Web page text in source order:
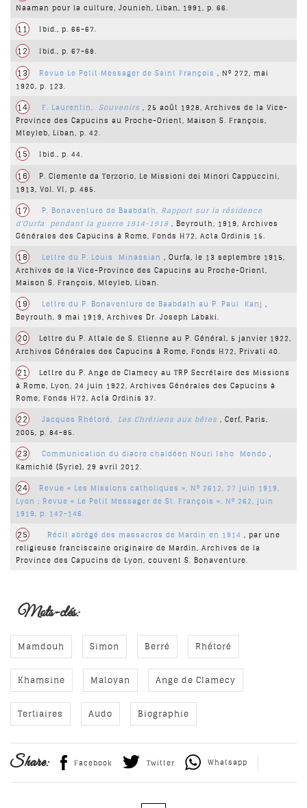
Naaman pour la culture, Jounieh, Liban, 1991, p. 66.
11 Ibid., p. 66-67.
12 Ibid., p. 67-68.
13 Revue Le Petit Messager de Saint François , N° 272, mai
1920, p. 123.
14 F. Laurentin, Souvenirs , 25 août 1928, Archives de la Vice-
Province des Capucins au Proche-Orient, Maison S. François,
Mteyleb, Liban, p. 42.
15 Ibid., p. 44.
16
P. Clemente da Terzorio, Le Missioni dei Minori Cappuccini,
1913, Vol. VI, p. 485.
17 P. Bonaventure de Baabdath, Rapport sur la résidence
d'Ourfa pendant la guerre 1914-1918 , Beyrouth, 1919, Archives
Générales des Capucins à Rome, Fonds H72, Acta Ordinis 15.
18 Lettre du P. Louis Minassian , Ourfa, le 13 septembre 1915,
Archives de la Vice-Province des Capucins au Proche-Orient,
Maison S. François, Mteyleb, Liban.
19 Lettre du P. Bonaventure de Baabdath au P. Paul Kanj ,
Beyrouth, 9 mai 1919, Archives Dr. Joseph Labaki.
20
Lettre du P. Attale de S. Etienne au P. Général, 5 janvier 1922,
Archives Générales des Capucins à Rome, Fonds H72, Privati 40.
21
Lettre du P. Ange de Clamecy au TRP Secrétaire des Missions
à Rome, Lyon, 24 juin 1922, Archives Générales des Capucins à
Rome, Fonds H72, Acta Ordinis 37.
22 Jacques Rhétoré, Les Chrétiens aux bêtes , Cerf, Paris,
2005, p. 84-85.
23 Communication du diacre chaldéen Nouri Isho Mendo ,
Kamichlé (Syrie), 29 avril 2012.
24
Revue « Les Missions catholiques », N° 2612, 27 juin 1919,
Lyon ; Revue « Le Petit Messager de St. François », N° 262, juin
1919, p. 142-146.
25 Récit abrégé des massacres de Mardin en 1914 , par une
religieuse franciscaine originaire de Mardin, Archives de la
Province des Capucins de Lyon, couvent S. Bonaventure.
Mots-clés:
Mamdouh Simon Berré Rhétoré
Khamsine Maloyan Ange de Clamecy
Tertiaires Audo Biographie
Share: Facebook Twitter Whatsapp